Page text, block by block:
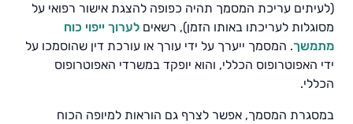
(לעיתים עריכת המסמך תהיה כפופה להצגת אישור רפואי על
מסוגלות לעריכתו באותו הזמן), רשאים לערוך ייפוי כוח
מתמשך. המסמך ייערך על ידי עורך או עורכת דין שהוסמכו על
ידי האפוטרופוס הכללי, והוא יופקד במשרדי האפוטרופוס
הכללי.
במסגרת המסמך, אפשר לצרף גם הוראות למיופה הכוח